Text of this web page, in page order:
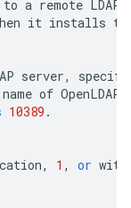
to a remote LDAP
it installs
server,
specify
name of OpenLDAP
10389 .
, 1 , or with